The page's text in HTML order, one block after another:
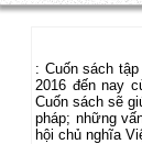
: Cuốn sách
2016 đến nay
Cuốn sách sẽ
pháp; những
hội chủ nghĩa